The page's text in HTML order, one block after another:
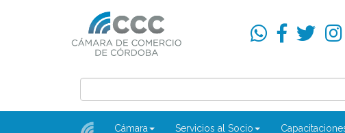
Cámara Servicios al Socio